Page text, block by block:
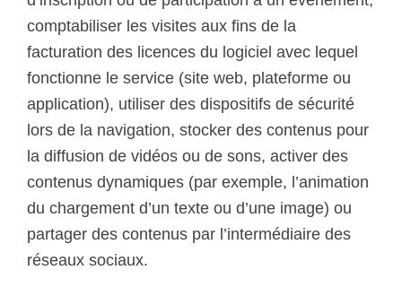
comptabiliser les visites aux fins de la
facturation des licences du logiciel avec lequel
fonctionne le service (site web, plateforme ou
application), utiliser des dispositifs de sécurité
lors de la navigation, stocker des contenus pour
la diffusion de vidéos ou de sons, activer des
contenus dynamiques (par exemple, l’animation
du chargement d’un texte ou d’une image) ou
partager des contenus par l’intermédiaire des
réseaux sociaux.